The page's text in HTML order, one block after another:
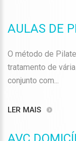
AULAS DE
O método de
tratamento de
conjunto com...
LER MAIS